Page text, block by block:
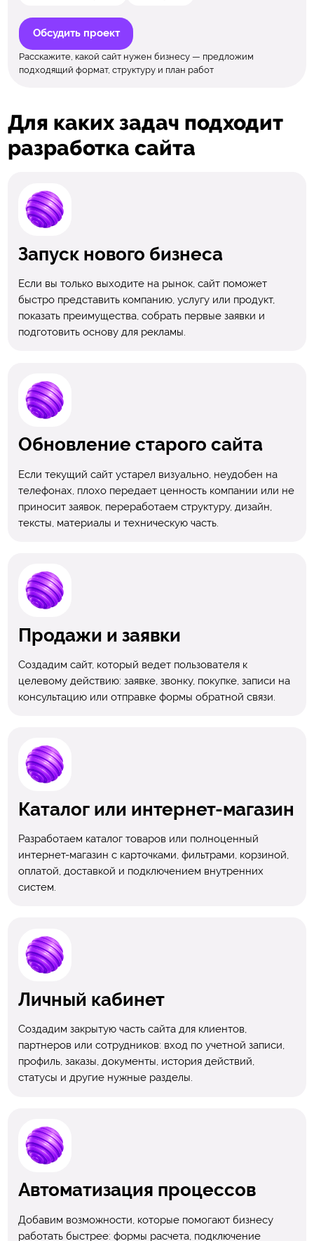
Обсудить проект
Расскажите, какой сайт нужен бизнесу — предложим
подходящий формат, структуру и план работ
Для каких задач подходит
разработка сайта
Запуск нового бизнеса
Если вы только выходите на рынок, сайт поможет
быстро представить компанию, услугу или продукт,
показать преимущества, собрать первые заявки и
подготовить основу для рекламы.
Обновление старого сайта
Если текущий сайт устарел визуально, неудобен на
телефонах, плохо передает ценность компании или не
приносит заявок, переработаем структуру, дизайн,
тексты, материалы и техническую часть.
Продажи и заявки
Создадим сайт, который ведет пользователя к
целевому действию: заявке, звонку, покупке, записи на
консультацию или отправке формы обратной связи.
Каталог или интернет-магазин
Разработаем каталог товаров или полноценный
интернет-магазин с карточками, фильтрами, корзиной,
оплатой, доставкой и подключением внутренних
систем.
Личный кабинет
Создадим закрытую часть сайта для клиентов,
партнеров или сотрудников: вход по учетной записи,
профиль, заказы, документы, история действий,
статусы и другие нужные разделы.
Автоматизация процессов
Добавим возможности, которые помогают бизнесу
работать быстрее: формы расчета, подключение